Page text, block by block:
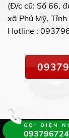
(Đ/c cũ: Số 66,
xã Phú Mỹ,
Hotline :
GỌI ĐIỆN